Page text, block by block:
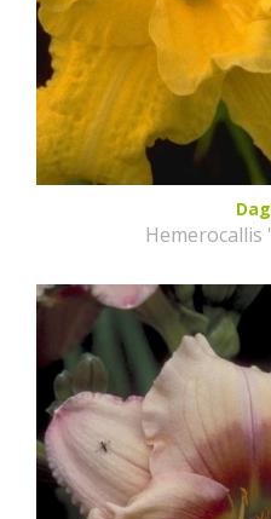
Hemerocallis